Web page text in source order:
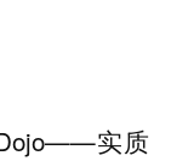
实质